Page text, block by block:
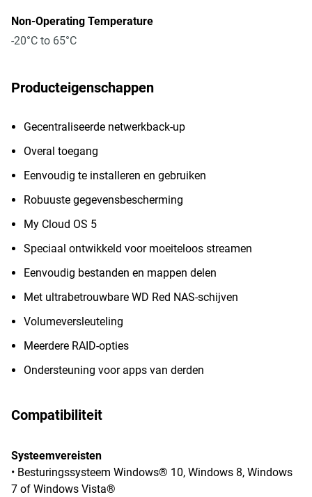
Non-Operating Temperature
-20°C to 65°C
Producteigenschappen
Gecentraliseerde netwerkback-up
Overal toegang
Eenvoudig te installeren en gebruiken
Robuuste gegevensbescherming
My Cloud OS 5
Speciaal ontwikkeld voor moeiteloos streamen
Eenvoudig bestanden en mappen delen
Met ultrabetrouwbare WD Red NAS-schijven
Volumeversleuteling
Meerdere RAID-opties
Ondersteuning voor apps van derden
Compatibiliteit
Systeemvereisten
• Besturingssysteem Windows® 10, Windows 8, Windows
7 of Windows Vista®